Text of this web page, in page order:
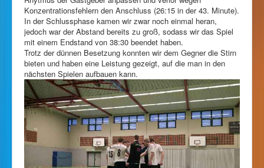
Konzentrationsfehlern den Anschluss (26:15 in der 43. Minute).
In der Schlussphase kamen wir zwar noch einmal heran,
jedoch war der Abstand bereits zu groß, sodass wir das Spiel
mit einem Endstand von 38:30 beendet haben.
Trotz der dünnen Besetzung konnten wir dem Gegner die Stirn
bieten und haben eine Leistung gezeigt, auf die man in den
nächsten Spielen aufbauen kann.